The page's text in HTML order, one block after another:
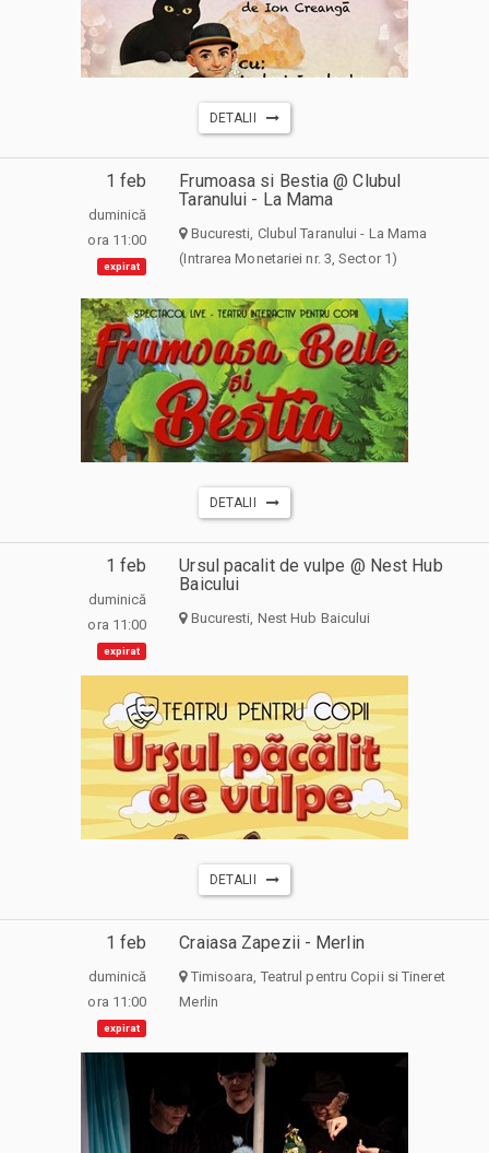
DETALII
1 feb
duminică
ora 11:00
expirat
Frumoasa si Bestia @ Clubul
Taranului - La Mama
Bucuresti, Clubul Taranului - La Mama
(Intrarea Monetariei nr. 3, Sector 1)
DETALII
1 feb
duminică
ora 11:00
expirat
Ursul pacalit de vulpe @ Nest Hub
Baicului
Bucuresti, Nest Hub Baicului
DETALII
1 feb
duminică
ora 11:00
expirat
Craiasa Zapezii - Merlin
Timisoara, Teatrul pentru Copii si Tineret
Merlin